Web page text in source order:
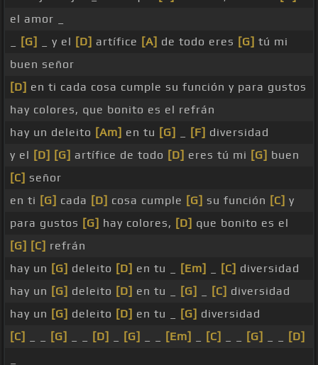
el amor _
[G] _ y el [D] artífice [A] de todo eres [G] tú mi
buen señor
[D] en ti cada cosa cumple su función y para gustos
hay colores, que bonito es el refrán
hay un deleito [Am] en tu [G] [F] diversidad
y el [D] [G] artífice de todo [D] eres tú mi [G] buen
[C] señor
en ti [G] cada [D] cosa cumple [G] su función [C] y
para gustos [G] hay colores, [D] que bonito es el
[G] [C] refrán
hay un [G] deleito [D] en tu _ [Em] [C] diversidad
hay un [G] deleito [D] en tu _ [G] [C] diversidad
hay un [G] deleito [D] en tu _ [G] diversidad
[C]
[G] [D] [G] [Em] [C] [G]
[D]